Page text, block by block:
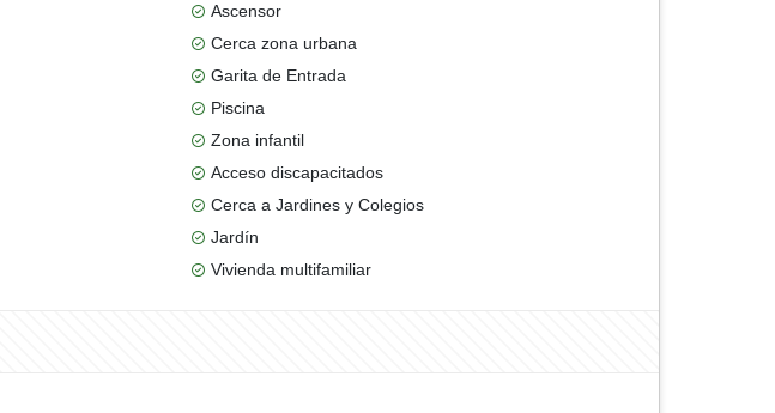
Ascensor
Cerca zona urbana
Garita de Entrada
Piscina
Zona infantil
Acceso discapacitados
Cerca a Jardines y Colegios
Jardín
Vivienda multifamiliar